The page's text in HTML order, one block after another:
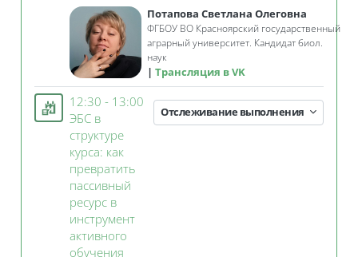
Потапова Светлана Олеговна
ФГБОУ ВО Красноярский государственный
аграрный университет. Кандидат биол.
наук
Трансляция в VK
12:30 - 13:00
ЭБС в
структуре
курса: как
превратить
пассивный
ресурс в
инструмент
активного
обучения
Отслеживание выполнения